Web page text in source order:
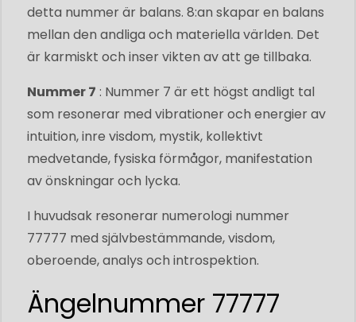
detta nummer är balans. 8:an skapar en balans
mellan den andliga och materiella världen. Det
är karmiskt och inser vikten av att ge tillbaka.
Nummer 7 : Nummer 7 är ett högst andligt tal
som resonerar med vibrationer och energier av
intuition, inre visdom, mystik, kollektivt
medvetande, fysiska förmågor, manifestation
av önskningar och lycka.
I huvudsak resonerar numerologi nummer
77777 med självbestämmande, visdom,
oberoende, analys och introspektion.
Ängelnummer 77777